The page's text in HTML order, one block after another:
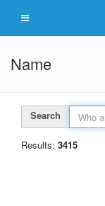
Name
Search
Results: 3415